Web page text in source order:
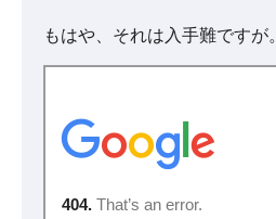
もはや、それは入手難ですが。